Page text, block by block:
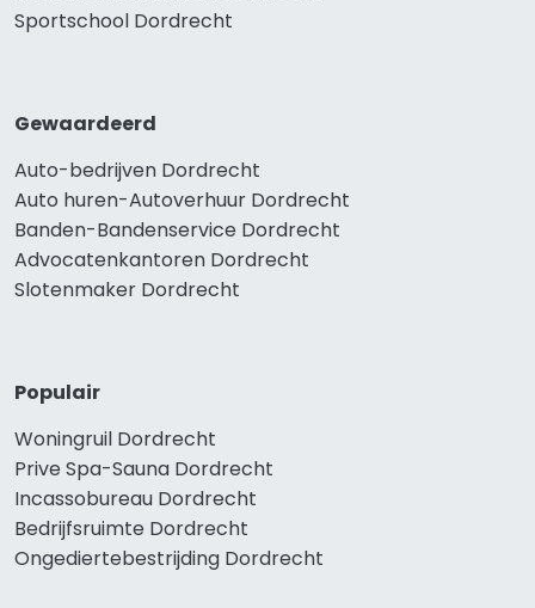
Sportschool Dordrecht
Gewaardeerd
Auto-bedrijven Dordrecht
Auto huren-Autoverhuur Dordrecht
Banden-Bandenservice Dordrecht
Advocatenkantoren Dordrecht
Slotenmaker Dordrecht
Populair
Woningruil Dordrecht
Prive Spa-Sauna Dordrecht
Incassobureau Dordrecht
Bedrijfsruimte Dordrecht
Ongediertebestrijding Dordrecht